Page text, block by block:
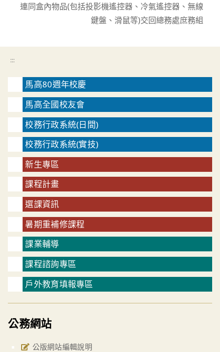
連同盒內物品(包括投影機遙控器、冷氣遙控器、無線
鍵盤、滑鼠等)交回總務處庶務組
:::
馬高80週年校慶
馬高全國校友會
校務行政系統(日間)
校務行政系統(實技)
新生專區
課程計畫
選課資訊
暑期重補修課程
課業輔導
課程諮詢專區
戶外教育填報專區
公務網站
公版網站編輯說明